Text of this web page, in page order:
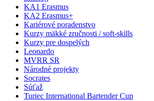
KA1 Erasmus
KA2 Erasmus+
Kariérové poradenstvo
Kurzy mäkké zručnosti / soft-skills
Kurzy pre dospelých
Leonardo
MVRR SR
Národné projekty
Socrates
Súťaž
Turiec International Bartender Cup